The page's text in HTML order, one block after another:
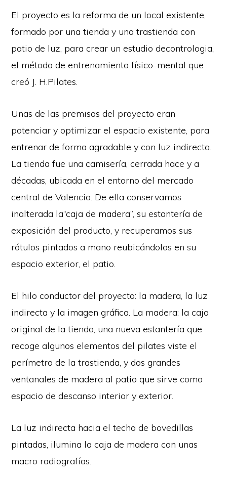
El proyecto es la reforma de un local existente,
formado por una tienda y una trastienda con
patio de luz, para crear un estudio decontrologia,
el método de entrenamiento físico-mental que
creó J. H.Pilates.
Unas de las premisas del proyecto eran
potenciar y optimizar el espacio existente, para
entrenar de forma agradable y con luz indirecta.
La tienda fue una camisería, cerrada hace y a
décadas, ubicada en el entorno del mercado
central de Valencia. De ella conservamos
inalterada la“caja de madera”, su estantería de
exposición del producto, y recuperamos sus
rótulos pintados a mano reubicándolos en su
espacio exterior, el patio.
El hilo conductor del proyecto: la madera, la luz
indirecta y la imagen gráfica. La madera: la caja
original de la tienda, una nueva estantería que
recoge algunos elementos del pilates viste el
perímetro de la trastienda, y dos grandes
ventanales de madera al patio que sirve como
espacio de descanso interior y exterior.
La luz indirecta hacia el techo de bovedillas
pintadas, ilumina la caja de madera con unas
macro radiografías.